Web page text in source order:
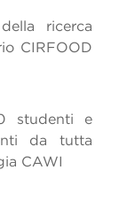
ricerca
CIRFOOD
studenti e
da tutta
CAWI